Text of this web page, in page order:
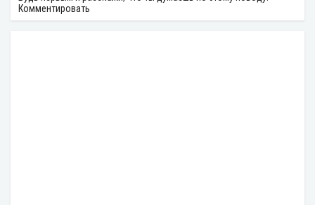
Комментировать